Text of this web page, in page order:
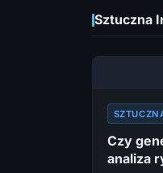
Sztuczna
Czy
analiza